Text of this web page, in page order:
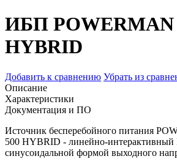
ИБП POWERMAN
HYBRID
Добавить к сравнению Убрать из
Описание
Характеристики
Документация и ПО
Источник бесперебойного питания
500 HYBRID - линейно-
синусоидальной формой выходного